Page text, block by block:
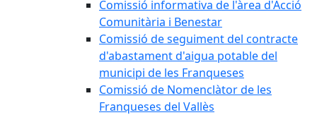
Comissió informativa de l'àrea d'Acció
Comunitària i Benestar
Comissió de seguiment del contracte
d'abastament d'aigua potable del
municipi de les Franqueses
Comissió de Nomenclàtor de les
Franqueses del Vallès